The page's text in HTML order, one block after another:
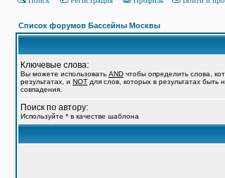
Список форумов Бассейны Москвы
Ключевые слова:
Вы можете использовать AND чтобы определить слова,
результатах, и NOT для слов, которых в результатах
совпадения.
Поиск по автору:
Используйте * в качестве шаблона